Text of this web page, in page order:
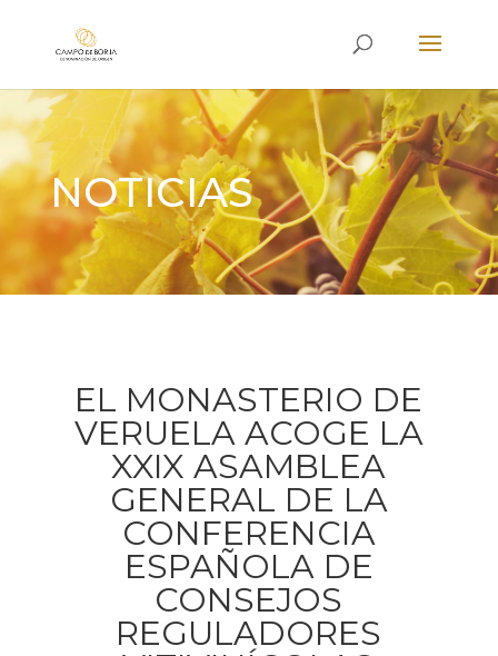
NOTICIAS
EL MONASTERIO DE
VERUELA ACOGE LA
XXIX ASAMBLEA
GENERAL DE LA
CONFERENCIA
ESPAÑOLA DE
CONSEJOS
REGULADORES